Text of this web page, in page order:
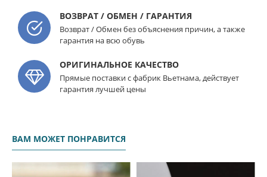
ВОЗВРАТ / ОБМЕН / ГАРАНТИЯ
Возврат / Обмен без объяснения причин, а также
гарантия на всю обувь
ОРИГИНАЛЬНОЕ КАЧЕСТВО
Прямые поставки с фабрик Вьетнама, действует
гарантия лучшей цены
ВАМ МОЖЕТ ПОНРАВИТСЯ